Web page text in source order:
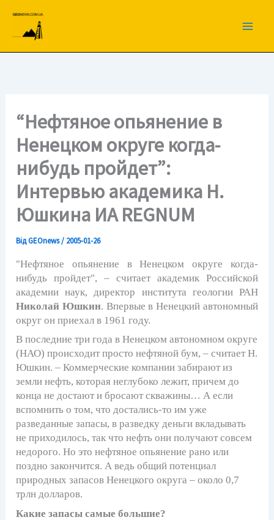
вмісту
“Нефтяное опьянение в
Ненецком округе когда-
нибудь пройдет”:
Интервью академика Н.
Юшкина ИА REGNUM
ВідGEOnews/ 2005-01-26
"Нефтяное опьянение в Ненецком округе когда-
нибудь пройдет", – считает академик Российской
академии наук, директор института геологии РАН
Николай Юшкин. Впервые в Ненецкий автономный
округ он приехал в 1961 году.
В последние три года в Ненецком автономном округе
(НАО) происходит просто нефтяной бум, – считает Н.
Юшкин. – Коммерческие компании забирают из
земли нефть, которая неглубоко лежит, причем до
конца не достают и бросают скважины… А если
вспомнить о том, что достались-то им уже
разведанные запасы, в разведку деньги вкладывать
не приходилось, так что нефть они получают совсем
недорого. Но это нефтяное опьянение рано или
поздно закончится. А ведь общий потенциал
природных запасов Ненецкого округа – около 0,7
трлн долларов.
Какие запасы самые большие?